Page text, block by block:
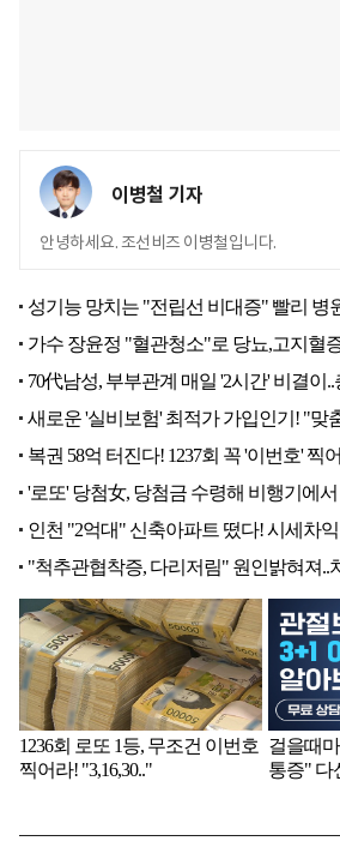
이병철 기자
안녕하세요. 조선비즈 이병철입니다.